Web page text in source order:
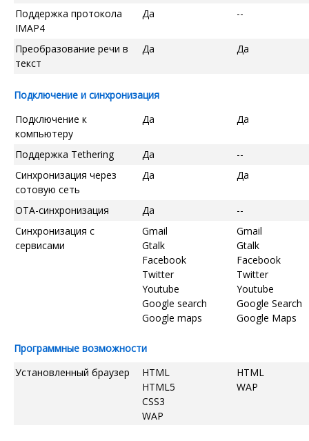
Поддержка протокола
IMAP4
Да --
Преобразование речи в
текст
Да Да
Подключение и синхронизация
Подключение к
компьютеру
Да Да
Поддержка Tethering Да
--
Синхронизация через
сотовую сеть
Да Да
OTA-синхронизация Да
--
Синхронизация с
сервисами
Gmail
Gtalk
Facebook
Twitter
Youtube
Google search
Google maps
Gmail
Gtalk
Facebook
Twitter
Youtube
Google Search
Google Maps
Программные возможности
Установленный браузер
HTML
HTML5
CSS3
WAP
HTML
WAP